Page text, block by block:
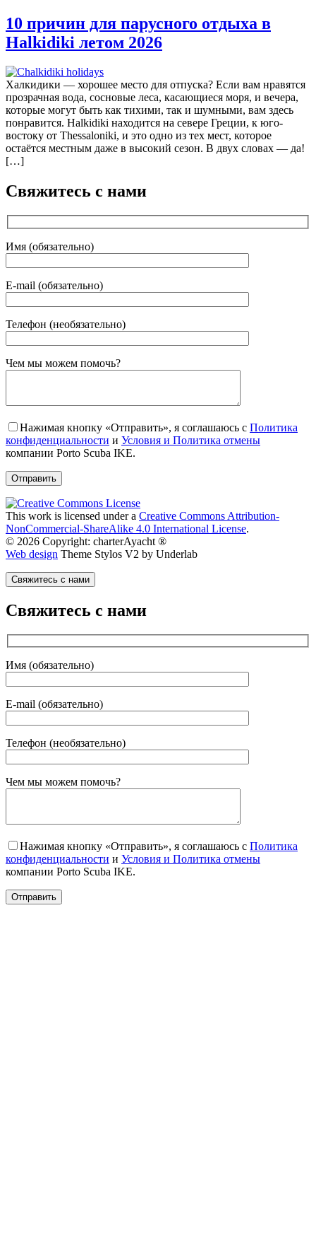
10 причин для парусного отдыха в
Halkidiki летом 2026
Халкидики — хорошее место для отпуска? Если вам нравятся
прозрачная вода, сосновые леса, касающиеся моря, и вечера,
которые могут быть как тихими, так и шумными, вам здесь
понравится. Halkidiki находится на севере Греции, к юго-
востоку от Thessaloniki, и это одно из тех мест, которое
остаётся местным даже в высокий сезон. В двух словах — да!
[…]
Свяжитесь с нами
Имя (обязательно)
E-mail (обязательно)
Телефон (необязательно)
Gender
Чем мы можем помочь?
Нажимая кнопку «Отправить», я соглашаюсь с Политика
конфиденциальности и Условия и Политика отмены
компании Porto Scuba IKE.
This work is licensed under a Creative Commons Attribution-
NonCommercial-ShareAlike 4.0 International License.
© 2026 Copyright: charterAyacht ®
Web design Theme Stylos V2 by Underlab
Свяжитесь с нами
Свяжитесь с нами
Имя (обязательно)
E-mail (обязательно)
Телефон (необязательно)
Gender
Чем мы можем помочь?
Нажимая кнопку «Отправить», я соглашаюсь с Политика
конфиденциальности и Условия и Политика отмены
компании Porto Scuba IKE.